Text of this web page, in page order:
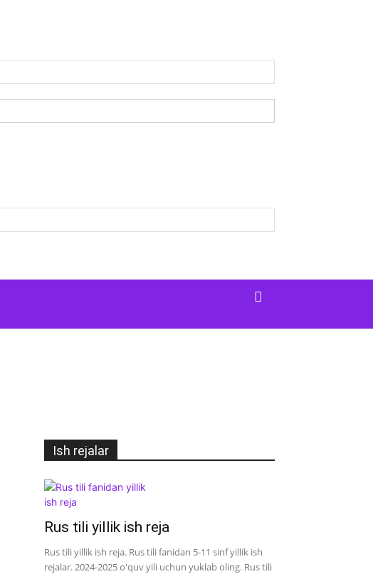
Ish rejalar
Rus tili yillik ish reja
Rus tili yillik ish reja. Rus tili fanidan 5-11 sinf yillik ish
rejalar. 2024-2025 o'quv yili uchun yuklab oling. Rus tili